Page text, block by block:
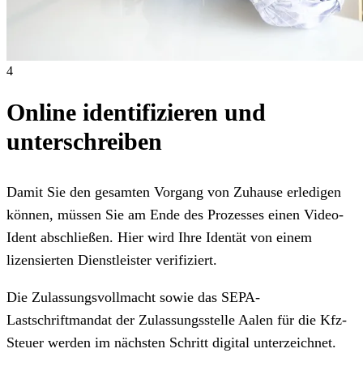
4
Online identifizieren und
unterschreiben
Damit Sie den gesamten Vorgang von Zuhause erledigen
können, müssen Sie am Ende des Prozesses einen Video-
Ident abschließen. Hier wird Ihre Identät von einem
lizensierten Dienstleister verifiziert.
Die Zulassungsvollmacht sowie das SEPA-
Lastschriftmandat der Zulassungsstelle Aalen für die Kfz-
Steuer werden im nächsten Schritt digital unterzeichnet.